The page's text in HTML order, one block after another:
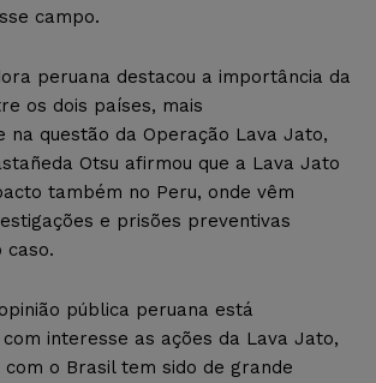
campo.
peruana destacou a importância da
os dois países, mais
na questão da Operação Lava Jato,
Otsu afirmou que a Lava Jato
também no Peru, onde vêm
e prisões preventivas
caso.
pública peruana está
interesse as ações da Lava Jato,
o Brasil tem sido de grande